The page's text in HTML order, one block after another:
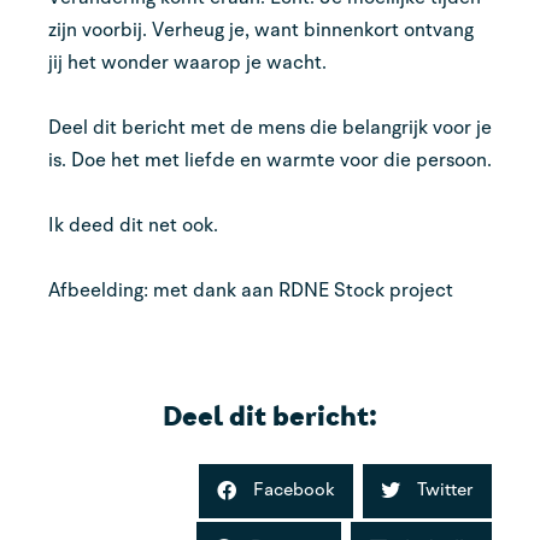
zijn voorbij. Verheug je, want binnenkort ontvang
jij het wonder waarop je wacht.
Deel dit bericht met de mens die belangrijk voor je
is. Doe het met liefde en warmte voor die persoon.
Ik deed dit net ook.
Afbeelding: met dank aan RDNE Stock project
Deel dit bericht:
Facebook Twitter